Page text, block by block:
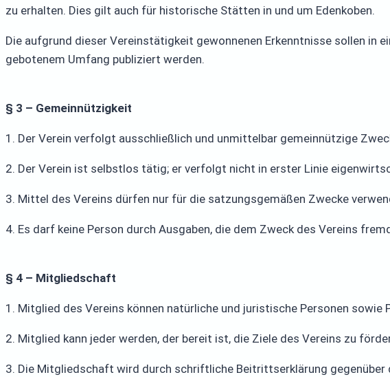
zu erhalten. Dies gilt auch für historische Stätten in und um Edenkoben.
Die aufgrund dieser Vereinstätigkeit gewonnenen Erkenntnisse sollen in
gebotenem Umfang publiziert werden.
§ 3 – Gemeinnützigkeit
1. Der Verein verfolgt ausschließlich und unmittelbar gemeinnützige
2. Der Verein ist selbstlos tätig; er verfolgt nicht in erster Linie
3. Mittel des Vereins dürfen nur für die satzungsgemäßen Zwecke
4. Es darf keine Person durch Ausgaben, die dem Zweck des Vereins
§ 4 – Mitgliedschaft
1. Mitglied des Vereins können natürliche und juristische Personen sowie
2. Mitglied kann jeder werden, der bereit ist, die Ziele des Vereins zu
3. Die Mitgliedschaft wird durch schriftliche Beitrittserklärung